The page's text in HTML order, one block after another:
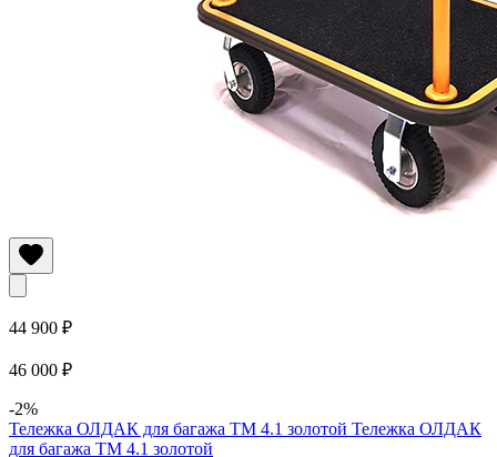
44 900 ₽
46 000 ₽
-2%
Тележка ОЛДАК для багажа ТМ 4.1 золотой Тележка ОЛДАК
для багажа ТМ 4.1 золотой